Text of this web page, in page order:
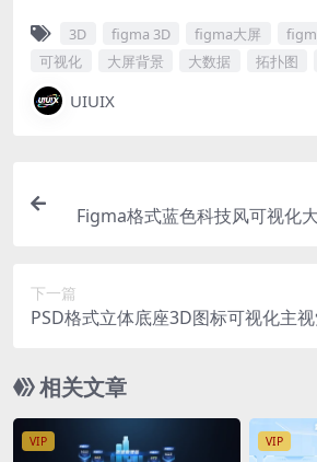
3D figma 3D figma大屏
可视化
大屏背景 大数据 拓扑图
UIUIX
Figma格式蓝色科技风可视化
下一篇
PSD格式立体底座3D图标可视化主
相关文章
VIP VIP